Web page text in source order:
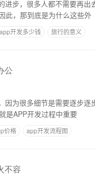
进步，很多人都不需要再出
此，那到底是为什么这些外
开发多少钱 旅行的意义
公
因为很多细节是需要逐步逐
是APP开发过程中重要
价格 app开发流程图
不容